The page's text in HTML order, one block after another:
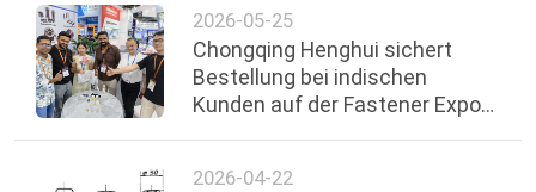
2026-05-25
Chongqing Henghui sichert
Bestellung bei indischen
Kunden auf der Fastener Expo
2026-04-22